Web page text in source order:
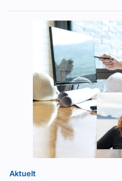
Aktuelt